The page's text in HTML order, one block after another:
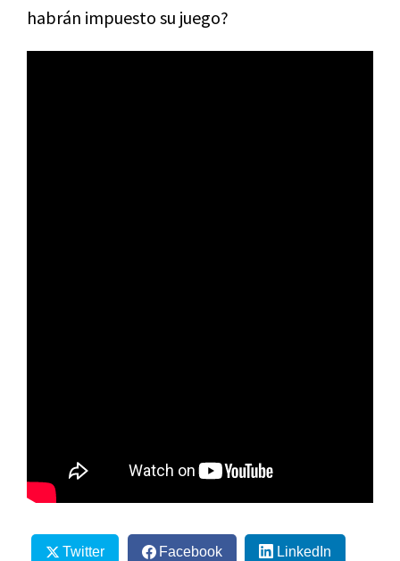
habrán impuesto su juego?
Twitter Facebook LinkedIn